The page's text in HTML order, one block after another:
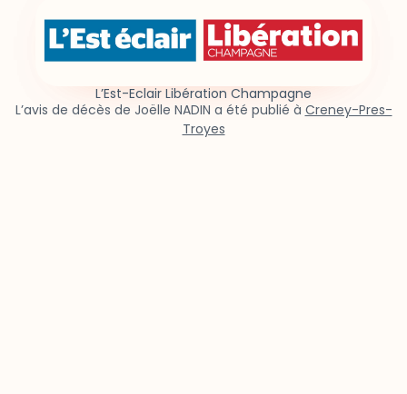
L’Est-Eclair Libération Champagne
L’avis de décès de Joëlle NADIN a été publié à Creney-Pres-
Troyes